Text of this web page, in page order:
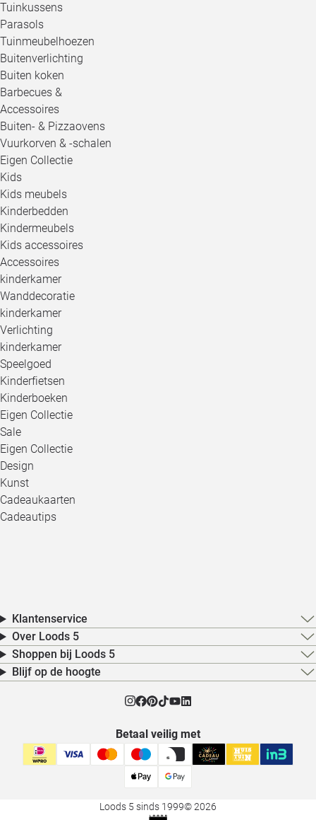
Tuinkussens
Parasols
Tuinmeubelhoezen
Buitenverlichting
Buiten koken
Barbecues &
Accessoires
Buiten- & Pizzaovens
Vuurkorven & -schalen
Eigen Collectie
Kids
Kids meubels
Kinderbedden
Kindermeubels
Kids accessoires
Accessoires
kinderkamer
Wanddecoratie
kinderkamer
Verlichting
kinderkamer
Speelgoed
Kinderfietsen
Kinderboeken
Eigen Collectie
Sale
Eigen Collectie
Design
Kunst
Cadeaukaarten
Cadeautips
Klantenservice
Over Loods 5
Shoppen bij Loods 5
Blijf op de hoogte
Betaal veilig met
Loods 5 sinds 1999© 2026